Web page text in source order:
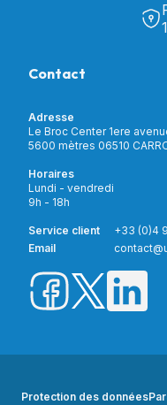
Puériculture
Incontinence
Soins & Diagnostic
Aide à la mobilité
Matériel de location
Nouveautés
Promotions
Prix barrés
Découvrir Univers Santé
Notre catalogue
Mon compte
Livraison et paiement
Contact
Adresse
Le Broc Center 1ere
5600 mètres 06510
Horaires
Lundi - vendredi
9h - 18h
Service client
+33 (0)4
Email
Protection des données